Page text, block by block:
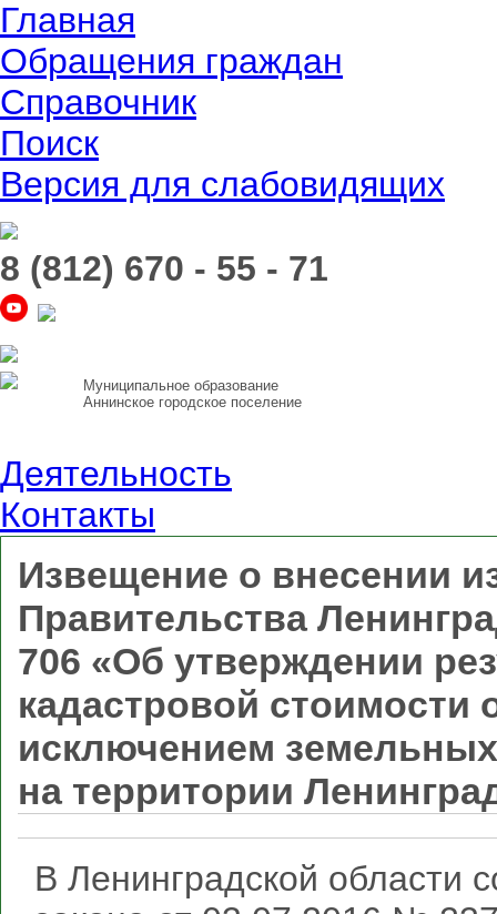
Главная
Обращения граждан
Справочник
Поиск
Версия для слабовидящих
8 (812) 670 - 55 - 71
Муниципальное образование
Аннинское городское поселение
Деятельность
Контакты
Извещение о внесении
Правительства
706 «Об утверждении
кадастровой стоимости
исключением
на территории
В Ленинградской области